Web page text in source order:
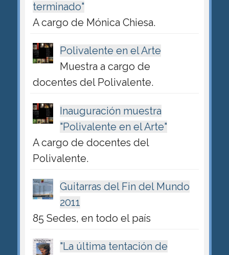
terminado"
A cargo de Mónica Chiesa.
Polivalente en el Arte
Muestra a cargo de
docentes del Polivalente.
Inauguración muestra
"Polivalente en el Arte"
A cargo de docentes del
Polivalente.
Guitarras del Fin del Mundo
2011
85 Sedes, en todo el país
"La última tentación de